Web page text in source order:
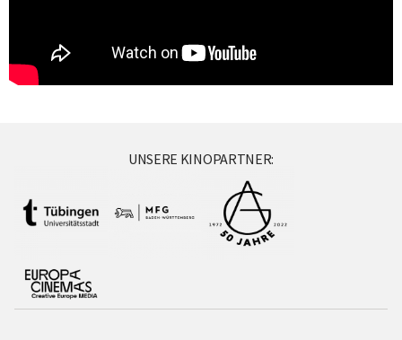
UNSERE KINOPARTNER: